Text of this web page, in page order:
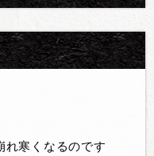
れ寒くなるのです